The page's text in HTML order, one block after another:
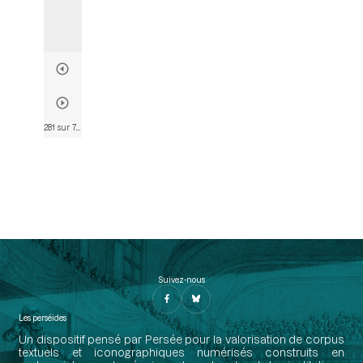
Suivez-nous
Les perséides
Un dispositif pensé par Persée pour la valorisation de corpus
textuels et iconographiques numérisés construits en